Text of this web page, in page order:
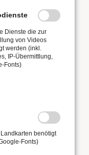
Zwölf“
Dienste die zur
von Videos
werden (inkl.
IP-Übermittlung,
Fonts)
benötigt
Fonts)